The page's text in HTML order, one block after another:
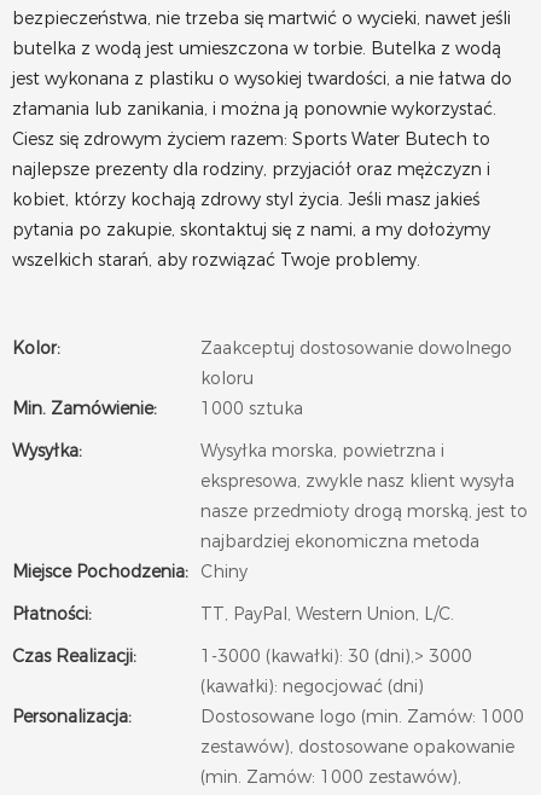
bezpieczeństwa, nie trzeba się martwić o wycieki, nawet jeśli
butelka z wodą jest umieszczona w torbie. Butelka z wodą
jest wykonana z plastiku o wysokiej twardości, a nie łatwa do
złamania lub zanikania, i można ją ponownie wykorzystać.
Ciesz się zdrowym życiem razem: Sports Water Butech to
najlepsze prezenty dla rodziny, przyjaciół oraz mężczyzn i
kobiet, którzy kochają zdrowy styl życia. Jeśli masz jakieś
pytania po zakupie, skontaktuj się z nami, a my dołożymy
wszelkich starań, aby rozwiązać Twoje problemy.
Kolor:
Zaakceptuj dostosowanie dowolnego
koloru
Min. Zamówienie:
1000 sztuka
Wysyłka:
Wysyłka morska, powietrzna i
ekspresowa, zwykle nasz klient wysyła
nasze przedmioty drogą morską, jest to
najbardziej ekonomiczna metoda
Miejsce Pochodzenia:
Chiny
Płatności:
TT, PayPal, Western Union, L/C.
Czas Realizacji:
1-3000 (kawałki): 30 (dni),> 3000
(kawałki): negocjować (dni)
Personalizacja:
Dostosowane logo (min. Zamów: 1000
zestawów), dostosowane opakowanie
(min. Zamów: 1000 zestawów),